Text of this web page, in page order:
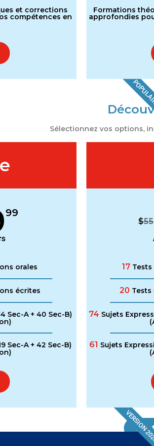
et corrections
compétences en
Formations
approfondies
Sélectionnez vos options,
99
orales
écrites
Sec-A + 40 Sec-B)
Sec-A + 42 Sec-B)
$55
17Tests
20
74 Sujets
61 Sujets
VERSION